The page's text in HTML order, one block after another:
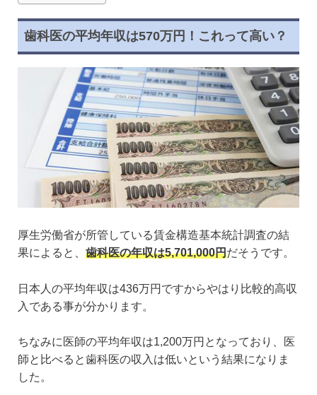
歯科医の平均年収は570万円！これって高い？
厚生労働省が所管している賃金構造基本統計調査の結
果によると、 歯科医の年収は5,701,000円だそうです。
日本人の平均年収は436万円ですからやはり比較的高収
入である事が分かります。
ちなみに医師の平均年収は1,200万円となっており、医
師と比べると歯科医の収入は低いという結果になりま
した。